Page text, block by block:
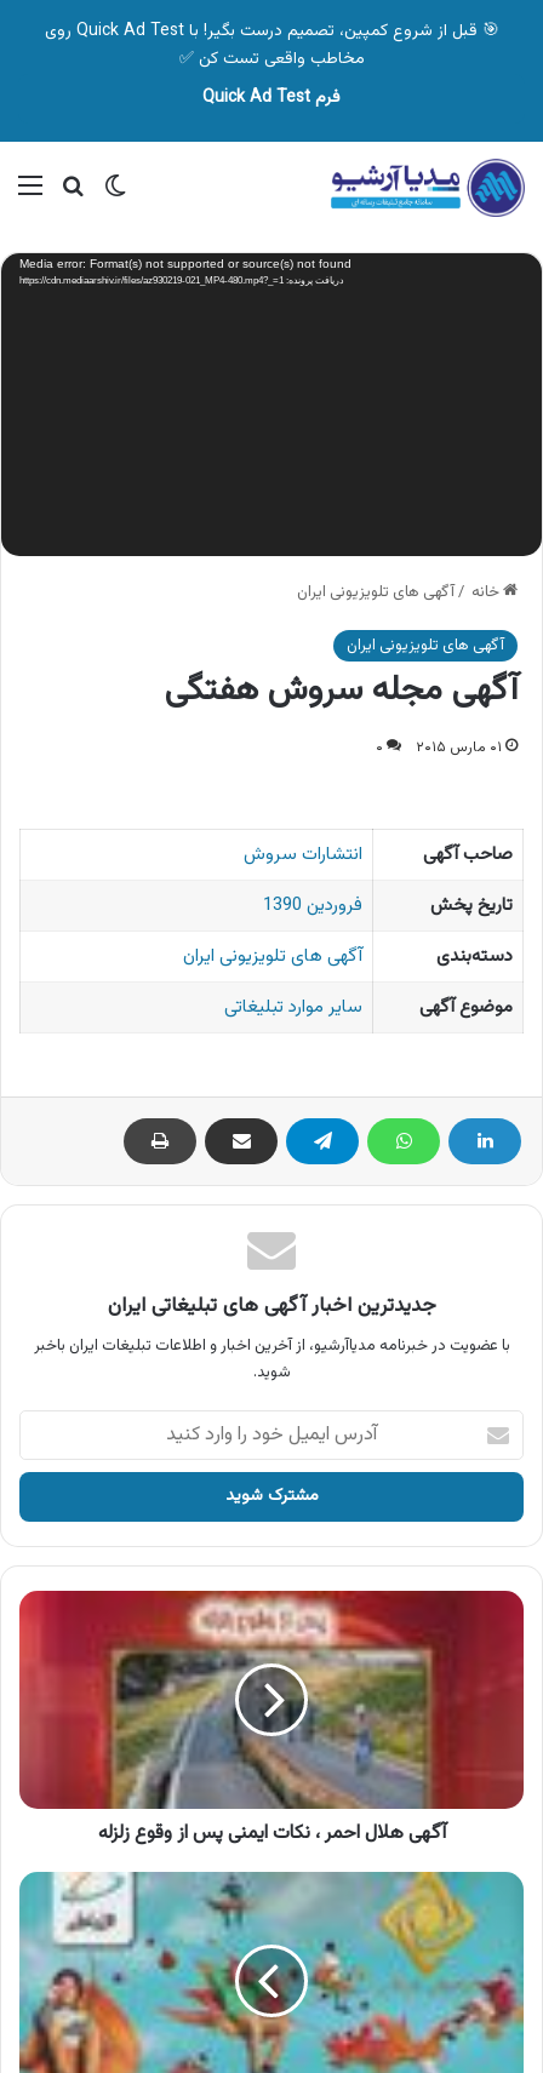
🎯 قبل از شروع کمپین، تصمیم درست بگیر! با Quick Ad Test روی
مخاطب واقعی تست کن ✅
فرم Quick Ad Test
تغییر پوسته
نمایشگر
ویدیو Media error: Format(s) not supported or source(s) not found
دریافت پرونده: https://cdn.mediaarshiv.ir/files/az930219-021_MP4-480.mp4?_=1
خانه /آگهی های تلویزیونی ایران
آگهی های تلویزیونی ایران
آگهی مجله سروش هفتگی
۰۱ مارس ۲۰۱۵ ۰
صاحب آگهی
انتشارات سروش
تاریخ پخش
فروردین 1390
دسته‌بندی
آگهی های تلویزیونی ایران
موضوع آگهی
سایر موارد تبلیغاتی
جدیدترین اخبار آگهی های تبلیغاتی ایران
با عضویت در خبرنامه مدیاآرشیو، از آخرین اخبار و اطلاعات تبلیغات ایران باخبر
شوید.
آدرس
ایمیل
خود
وارد
کنید
آگهی
وقوع
آگهی هلال احمر ، نکات ایمنی پس از وقوع زلزله
آگهی
پاییز
با
جمعه